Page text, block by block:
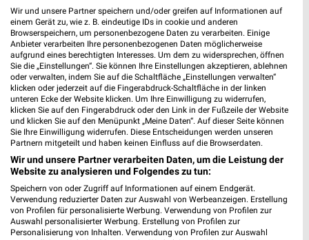
Adresse, Öffnungszeiten und Route für die
Wir und unsere Partner speichern und/oder greifen auf Informationen auf
einem Gerät zu, wie z. B. eindeutige IDs in cookie und anderen
Browserspeichern, um personenbezogene Daten zu verarbeiten. Einige
Anbieter verarbeiten Ihre personenbezogenen Daten möglicherweise
aufgrund eines berechtigten Interesses. Um dem zu widersprechen, öffnen
Sie die „Einstellungen“. Sie können Ihre Einstellungen akzeptieren, ablehnen
oder verwalten, indem Sie auf die Schaltfläche „Einstellungen verwalten“
klicken oder jederzeit auf die Fingerabdruck-Schaltfläche in der linken
unteren Ecke der Website klicken. Um Ihre Einwilligung zu widerrufen,
klicken Sie auf den Fingerabdruck oder den Link in der Fußzeile der Website
und klicken Sie auf den Menüpunkt „Meine Daten“. Auf dieser Seite können
Sie Ihre Einwilligung widerrufen. Diese Entscheidungen werden unseren
Partnern mitgeteilt und haben keinen Einfluss auf die Browserdaten.
Wir und unsere Partner verarbeiten Daten, um die Leistung der
Website zu analysieren und Folgendes zu tun:
Speichern von oder Zugriff auf Informationen auf einem Endgerät.
Verwendung reduzierter Daten zur Auswahl von Werbeanzeigen. Erstellung
von Profilen für personalisierte Werbung. Verwendung von Profilen zur
Auswahl personalisierter Werbung. Erstellung von Profilen zur
Personalisierung von Inhalten. Verwendung von Profilen zur Auswahl